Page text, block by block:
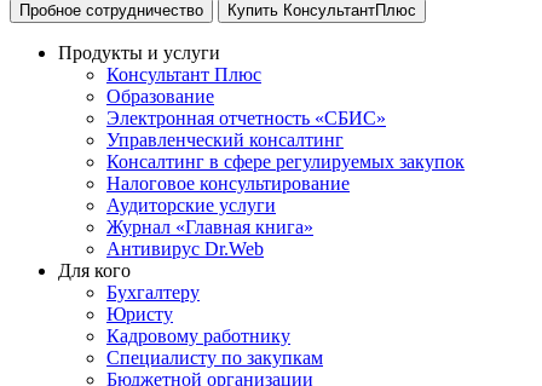
Пробное сотрудничество Купить КонсультантПлюс
Продукты и услуги
Консультант Плюс
Образование
Электронная отчетность «СБИС»
Управленческий консалтинг
Консалтинг в сфере регулируемых закупок
Налоговое консультирование
Аудиторские услуги
Журнал «Главная книга»
Антивирус Dr.Web
Для кого
Бухгалтеру
Юристу
Кадровому работнику
Специалисту по закупкам
Бюджетной организации